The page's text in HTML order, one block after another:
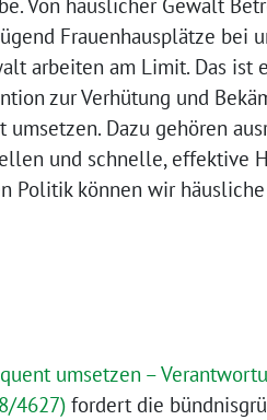
Von häuslicher Gewalt
Frauenhausplätze bei
arbeiten am Limit. Das
zur Verhütung und
Dazu gehören
und schnelle, effektive
Politik können wir
umsetzen –
4627) fordert die